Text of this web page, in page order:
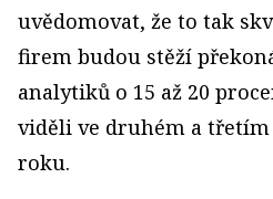
uvědomovat, že to tak
firem budou stěží
analytiků o 15 až 20
viděli ve druhém a
roku.